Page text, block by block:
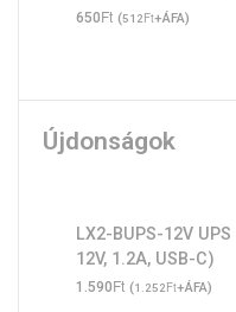
650Ft (512Ft+ÁFA)
Újdonságok
LX2-BUPS-12V
12V, 1.2A, USB-C)
1.590Ft (1.252Ft+ÁFA)